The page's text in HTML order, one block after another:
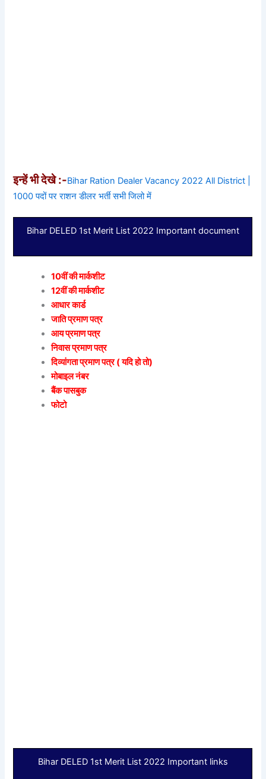
इन्हें भी देखे :-Bihar Ration Dealer Vacancy 2022 All District |
1000 पदों पर राशन डीलर भर्ती सभी जिलो में
Bihar DELED 1st Merit List 2022 Important document
10वीं की मार्कशीट
12वीं की मार्कशीट
आधार कार्ड
जाति प्रमाण पत्र
आय प्रमाण पत्र
निवास प्रमाण पत्र
दिव्यांगता प्रमाण पत्र ( यदि हो तो)
मोबाइल नंबर
बैंक पासबुक
फोटो
Bihar DELED 1st Merit List 2022 Important links